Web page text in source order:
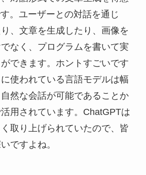
。ユーザーとの対話を通じ
、文章を生成したり、画像を
なく、プログラムを書いて実
できます。ホントすごいです
使われている言語モデルは幅
然な会話が可能であることか
用されています。ChatGPTは
取り上げられていたので、皆
ですよね。